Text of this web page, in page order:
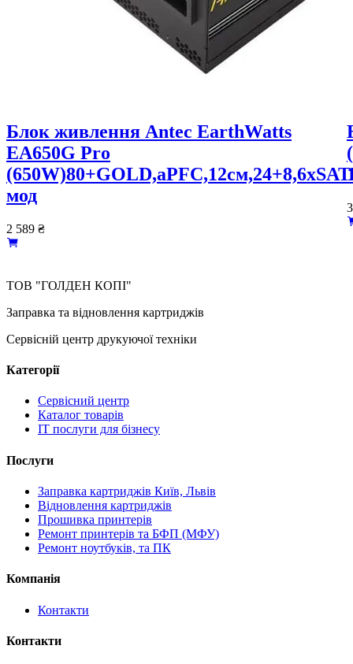
Блок живлення Antec EarthWatts
EA650G Pro
мод
2 589 ₴
ТОВ "ГОЛДЕН КОПІ"
Заправка та відновлення картриджів
Сервісній центр друкуючої техніки
Категорії
Сервісний центр
Каталог товарів
IT послуги для бізнесу
Послуги
Заправка картриджів Київ, Львів
Відновлення картриджів
Прошивка принтерів
Ремонт принтерів та БФП (МФУ)
Ремонт ноутбуків, та ПК
Компанія
Контакти
Контакти